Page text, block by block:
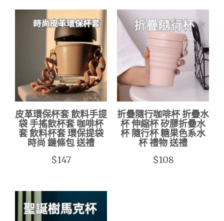
皮革環保杯套 飲料手提
袋 手搖飲杯套 咖啡杯
套 飲料杯套 環保提袋
時尚 鏈條包 送禮
$147
折疊隨行咖啡杯 折疊水
杯 伸縮杯 矽膠折疊水
杯 隨行杯 糖果色系水
杯 禮物 送禮
$108